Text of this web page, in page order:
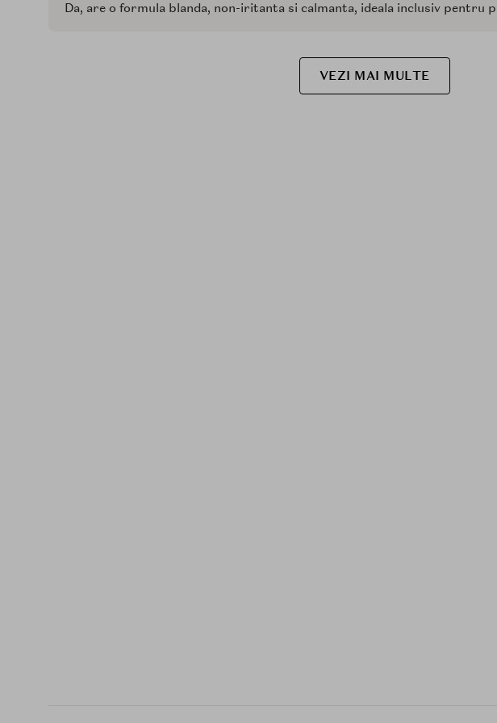
Da, are o formula blanda, non-iritanta si calmanta, ideala inclusiv pentru
VEZI MAI MULTE